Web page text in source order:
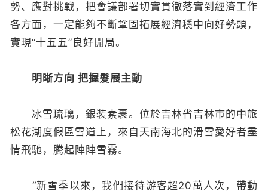
勢、應對挑戰，把會議部署切實貫徹落實到經濟工作
各方面，一定能夠不斷鞏固拓展經濟穩中向好勢頭，
實現“十五五”良好開局。
明晰方向 把握髮展主動
冰雪琉璃，銀裝素裹。位於吉林省吉林市的中旅
松花湖度假區雪道上，來自天南海北的滑雪愛好者盡
情飛馳，騰起陣陣雪霧。
“新雪季以來，我們接待游客超20萬人次，帶動